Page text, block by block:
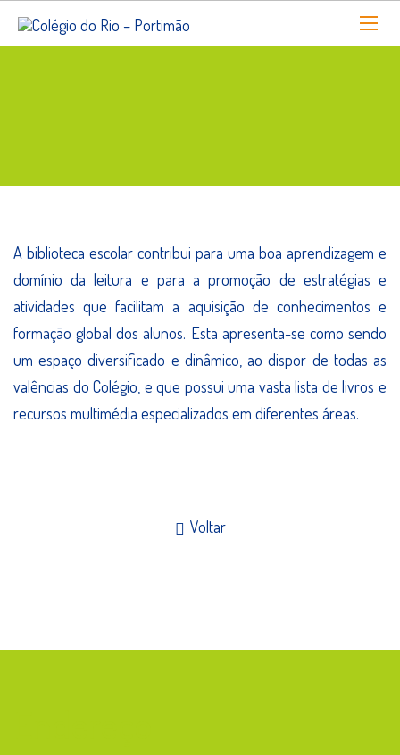
A biblioteca escolar contribui para uma boa aprendizagem e
domínio da leitura e para a promoção de estratégias e
atividades que facilitam a aquisição de conhecimentos e
formação global dos alunos. Esta apresenta-se como sendo
um espaço diversificado e dinâmico, ao dispor de todas as
valências do Colégio, e que possui uma vasta lista de livros e
recursos multimédia especializados em diferentes áreas.
Voltar